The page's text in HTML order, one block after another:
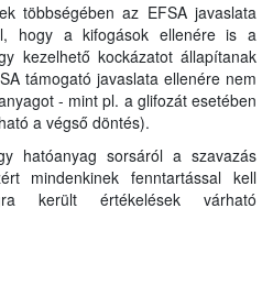
többségében az EFSA javaslata
hogy a kifogások ellenére is a
kezelhető kockázatot állapítanak
támogató javaslata ellenére nem
- mint pl. a glifozát esetében
a végső döntés).
hatóanyag sorsáról a szavazás
mindenkinek fenntartással kell
került értékelések várható